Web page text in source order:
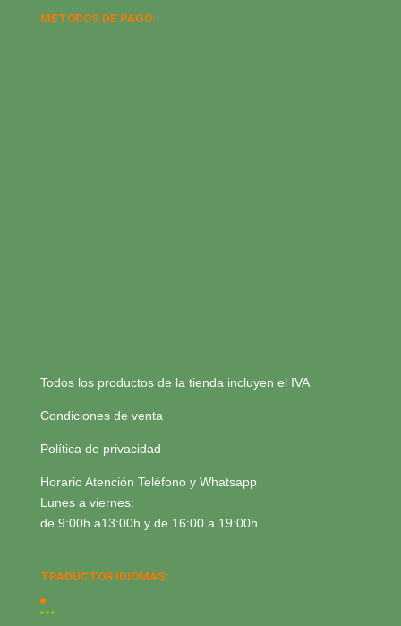
MÉTODOS DE PAGO:
Todos los productos de la tienda incluyen el IVA
Condiciones de venta
Política de privacidad
Horario Atención Teléfono y Whatsapp
Lunes a viernes:
de 9:00h a13:00h y de 16:00 a 19:00h
TRADUCTOR IDIOMAS: